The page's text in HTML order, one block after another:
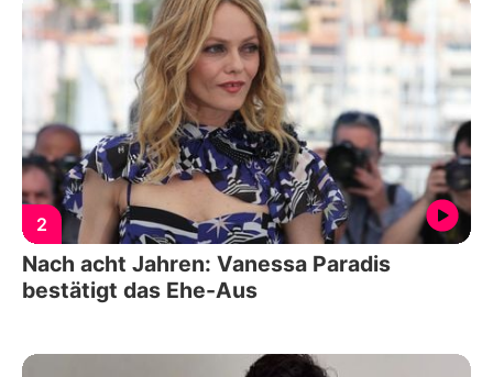
2
Nach acht Jahren: Vanessa Paradis
bestätigt das Ehe-Aus